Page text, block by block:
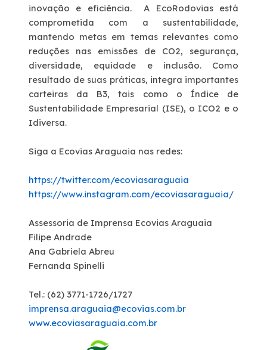
inovação e eficiência.
A EcoRodovias está
comprometida com a sustentabilidade,
mantendo metas em temas relevantes como
reduções nas emissões de CO2, segurança,
diversidade, equidade e inclusão. Como
resultado de suas práticas, integra importantes
carteiras da B3, tais como o Índice de
Sustentabilidade Empresarial (ISE), o ICO2 e o
Idiversa.
Siga a Ecovias Araguaia nas redes:
https://twitter.com/ecoviasaraguaia
https://www.instagram.com/ecoviasaraguaia/
Assessoria de Imprensa Ecovias Araguaia
Filipe Andrade
Ana Gabriela Abreu
Fernanda Spinelli
Tel.: (62) 3771-1726/1727
imprensa.araguaia@ecovias.com.br
www.ecoviasaraguaia.com.br